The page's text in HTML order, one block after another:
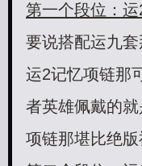
第一个段位：
要说搭配运九
运2记忆项链那
者英雄佩戴的
项链那堪比绝版